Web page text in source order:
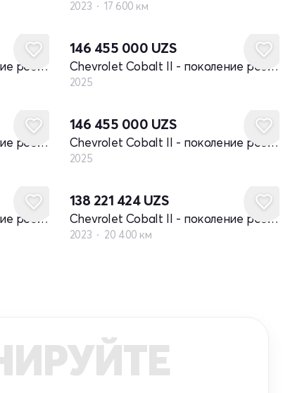
2023 17 600 км
Chevrolet Cobalt II - поколение рестайлинг
146 455 000 UZS
Chevrolet Cobalt II - поколение рестайлинг
2025
Chevrolet Cobalt II - поколение рестайлинг
146 455 000 UZS
Chevrolet Cobalt II - поколение рестайлинг
2025
Chevrolet Cobalt II - поколение рестайлинг
138 221 424 UZS
Chevrolet Cobalt II - поколение рестайлинг
2023 20 400 км